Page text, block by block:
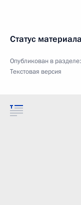
Статус материала
Опубликован в разделе:
Текстовая версия